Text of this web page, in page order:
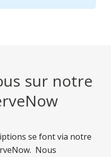
sur notre
se font via notre
Nous